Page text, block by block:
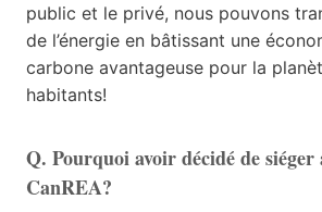
public et le privé, nous pouvons
de l’énergie en bâtissant une
carbone avantageuse pour la
habitants!
Q. Pourquoi avoir décidé de
CanREA?